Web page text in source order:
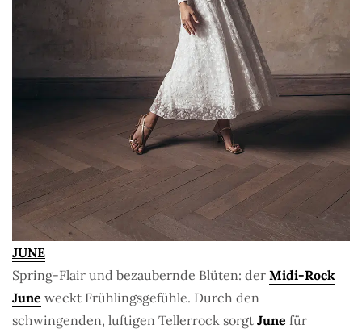
JUNE
Spring-Flair und bezaubernde Blüten: der Midi-Rock
June weckt Frühlingsgefühle. Durch den
schwingenden, luftigen Tellerrock sorgt June für